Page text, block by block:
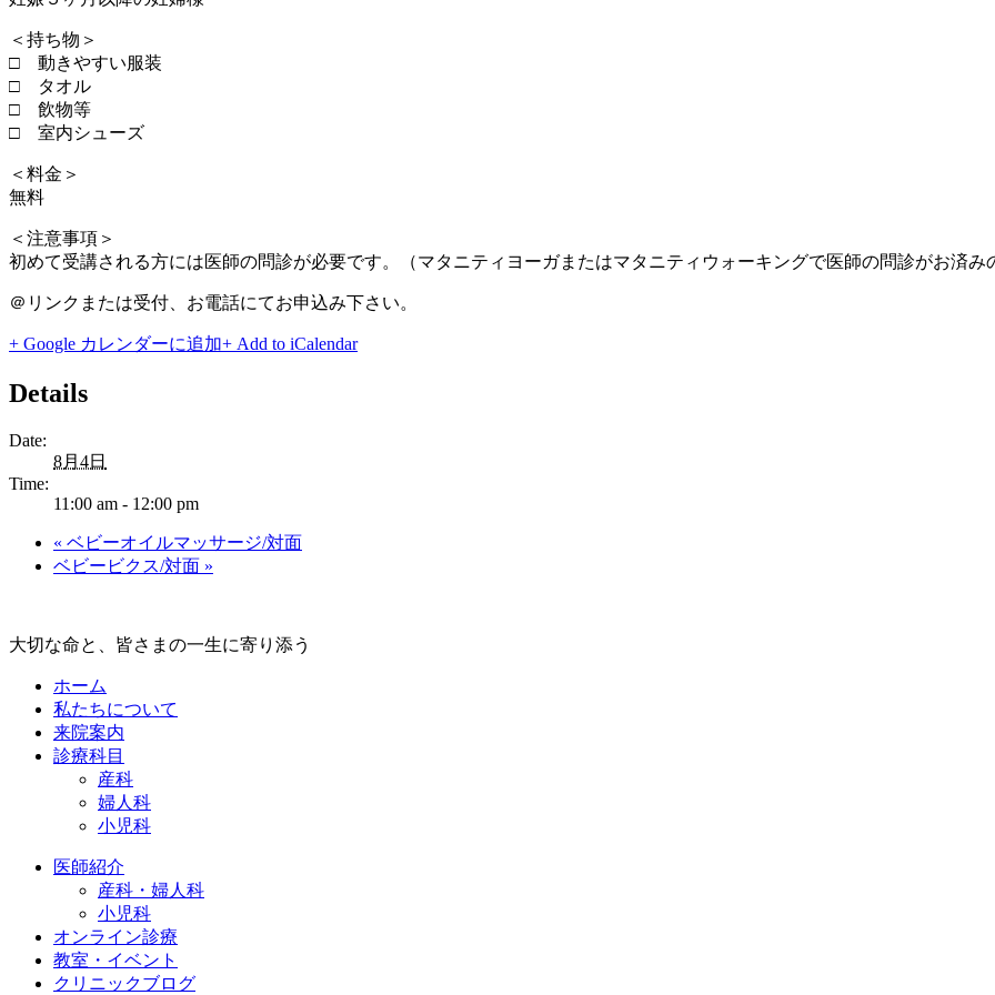
＜持ち物＞
□ 動きやすい服装
□ タオル
□ 飲物等
□ 室内シューズ
＜料金＞
無料
＜注意事項＞
初めて受講される方には医師の問診が必要です。（マタニティヨーガまたはマタニティウォーキングで医師の問診がお済み
＠リンクまたは受付、お電話にてお申込み下さい。
+ Google カレンダーに追加+ Add to iCalendar
Details
Date:
8月4日
Time:
11:00 am - 12:00 pm
« ベビーオイルマッサージ/対面
ベビービクス/対面 »
大切な命と、皆さまの一生に寄り添う
ホーム
私たちについて
来院案内
診療科目
産科
婦人科
小児科
医師紹介
産科・婦人科
小児科
オンライン診療
教室・イベント
クリニックブログ